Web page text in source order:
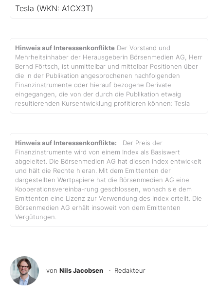
Tesla (WKN: A1CX3T)
Hinweis auf Interessenkonflikte Der Vorstand und
Mehrheitsinhaber der Herausgeberin Börsenmedien AG, Herr
Bernd Förtsch, ist unmittelbar und mittelbar Positionen über
die in der Publikation angesprochenen nachfolgenden
Finanzinstrumente oder hierauf bezogene Derivate
eingegangen, die von der durch die Publikation etwaig
resultierenden Kursentwicklung profitieren können: Tesla
Hinweis auf Interessenkonflikte: Der Preis der
Finanzinstrumente wird von einem Index als Basiswert
abgeleitet. Die Börsenmedien AG hat diesen Index entwickelt
und hält die Rechte hieran. Mit dem Emittenten der
dargestellten Wertpapiere hat die Börsenmedien AG eine
Kooperationsvereinba-rung geschlossen, wonach sie dem
Emittenten eine Lizenz zur Verwendung des Index erteilt. Die
Börsenmedien AG erhält insoweit von dem Emittenten
Vergütungen.
von Nils Jacobsen · Redakteur